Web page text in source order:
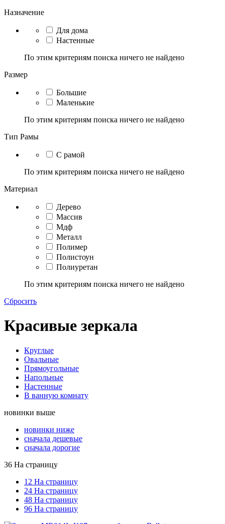
Назначение
Для дома
Настенные
По этим критериям поиска ничего не найдено
Размер
Большие
Маленькие
По этим критериям поиска ничего не найдено
Тип Рамы
С рамой
По этим критериям поиска ничего не найдено
Материал
Дерево
Массив
Мдф
Металл
Полимер
Полистоун
Полиуретан
По этим критериям поиска ничего не найдено
Сбросить
Красивые зеркала
Круглые
Овальные
Прямоугольные
Напольные
Настенные
В ванную комнату
новинки выше
новинки ниже
сначала дешевые
сначала дорогие
36 На страницу
12 На страницу
24 На страницу
48 На страницу
96 На страницу